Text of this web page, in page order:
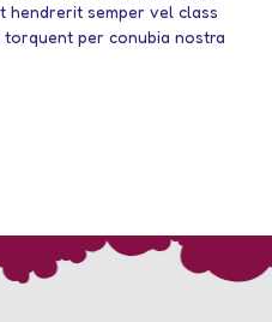
hendrerit semper vel class
per conubia nostra